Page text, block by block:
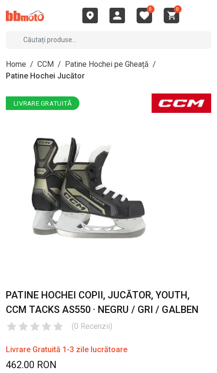
0 0
Home / CCM / Patine Hochei pe Gheață /
Patine Hochei Jucător
LIVRARE GRATUITĂ
PATINE HOCHEI COPII, JUCĂTOR, YOUTH,
CCM TACKS AS550 · NEGRU / GRI / GALBEN
(0 Recenzii)
Livrare Gratuită 1-3 zile lucrătoare
462.00 RON